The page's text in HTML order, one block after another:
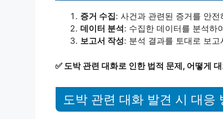
증거 수집: 사건과 관련된 증거를 안전
데이터 분석 : 수집한 데이터를 분석하
보고서 작성: 분석 결과를 토대로 보
✅ 도박 관련 대화로 인한 법적 문제, 어떻게
도박 관련 대화 발견 시 대응